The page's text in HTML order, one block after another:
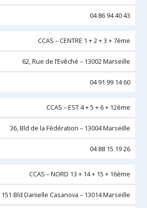
04 86 94 40 43
CCAS – CENTRE 1 + 2 + 3 + 7ème
62, Rue de l’Evêché – 13002 Marseille
04 91 99 14 60
CCAS – EST 4 + 5 + 6 + 12ème
36, Bld de la Fédération – 13004 Marseille
04 88 15 19 26
CCAS – NORD 13 + 14 + 15 + 16ème
151 Bld Danielle Casanova – 13014 Marseille